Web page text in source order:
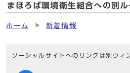
まほろば環境衛生組合への別ル
ホーム 新着情報
ソーシャルサイトへのリンクは別ウィ